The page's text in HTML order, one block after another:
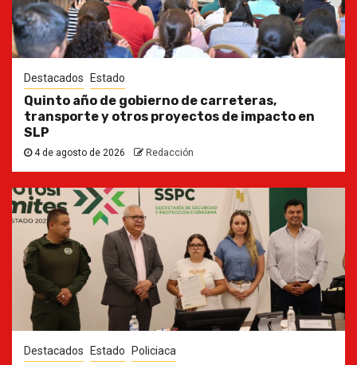
Destacados Estado
Quinto año de gobierno de carreteras,
transporte y otros proyectos de impacto en
SLP
4 de agosto de 2026 Redacción
Destacados Estado Policiaca